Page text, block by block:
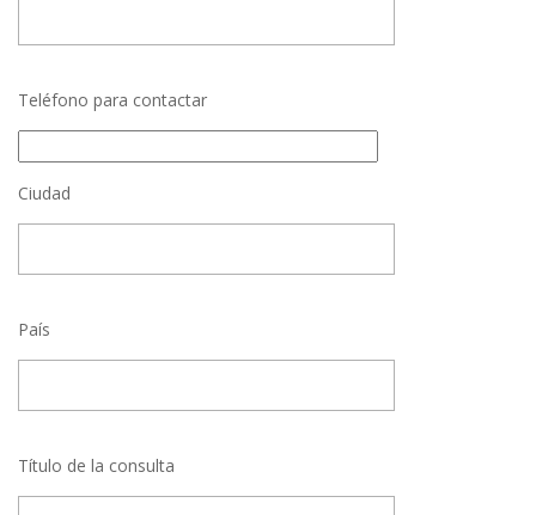
Teléfono para contactar
Ciudad
País
Título de la consulta